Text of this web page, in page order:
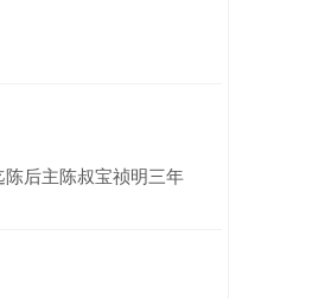
后主陈叔宝祯明三年